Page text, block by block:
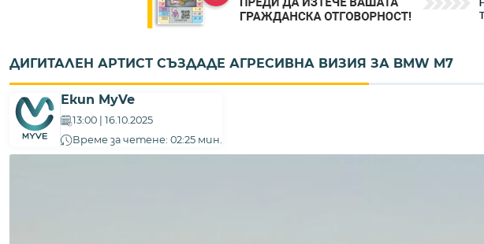
ДИГИТАЛЕН АРТИСТ СЪЗДАДЕ АГРЕСИВНА ВИЗИЯ ЗА BMW M7
Екип MyVe
13:00 | 16.10.2025
Време за четене: 02:25 мин.